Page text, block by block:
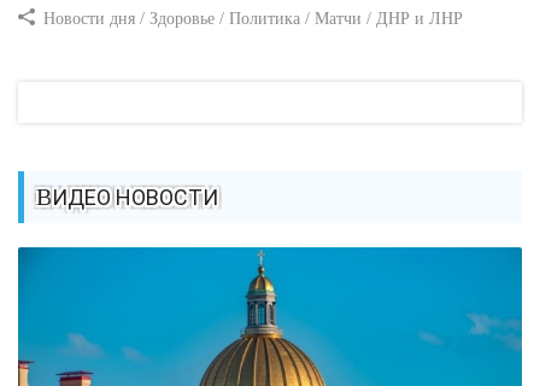
Новости дня / Здоровье / Политика / Матчи / ДНР и ЛНР
ВИДЕО НОВОСТИ